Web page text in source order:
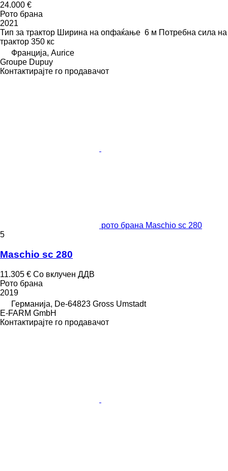
24.000 €
Рото брана
2021
Тип за трактор Ширина на опфаќање 6 м Потребна сила на
трактор 350 кс
Франција, Aurice
Groupe Dupuy
Контактирајте го продавачот
рото брана Maschio sc 280
5
Maschio sc 280
11.305 € Со вклучен ДДВ
Рото брана
2019
Германија, De-64823 Gross Umstadt
E-FARM GmbH
Контактирајте го продавачот